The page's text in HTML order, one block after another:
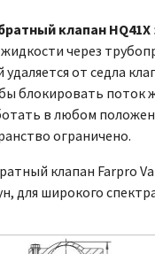
клапан HQ41X
через
от седла
блокировать
в любом
ограничено.
клапан Farpro
для широкого